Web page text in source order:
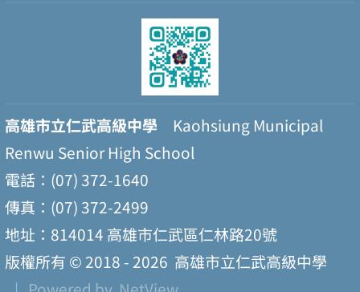
高雄市立仁武高級中學 Kaohsiung Municipal
Renwu Senior High School
電話：(07) 372-1640
傳真：(07) 372-2499
地址：814014 高雄市仁武區仁林路20號
版權所有 © 2018 - 2026 高雄市立仁武高級中學